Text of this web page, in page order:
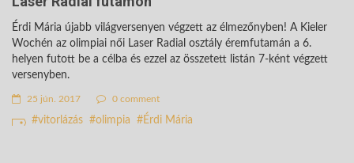
Érdi Mária újabb világversenyen végzett az élmezőnyben! A Kieler
Wochén az olimpiai női Laser Radial osztály éremfutamán a 6.
helyen futott be a célba és ezzel az összetett listán 7-ként végzett
versenyben.
25 jún. 2017 0 comment
vitorlázás olimpia Érdi Mária